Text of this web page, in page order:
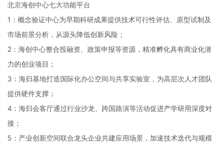
北京海创中心七大功能平台
1：概念验证中心为早期科研成果提供技术可行性评估、原型试制及
市场前景分析，从源头降低创新风险；
2：海创中心整合投融资、政策申报等资源，精准孵化具有商业化潜
力的创业项目；
3：海归基地打造国际化办公空间与共享实验室，为高层次人才团队
提供硬件支撑；
4：海归会客厅通过行业沙龙、跨国路演等活动促进产学研用深度对
接；
5：产业创新空间联合龙头企业共建应用场景，加速技术迭代与规模